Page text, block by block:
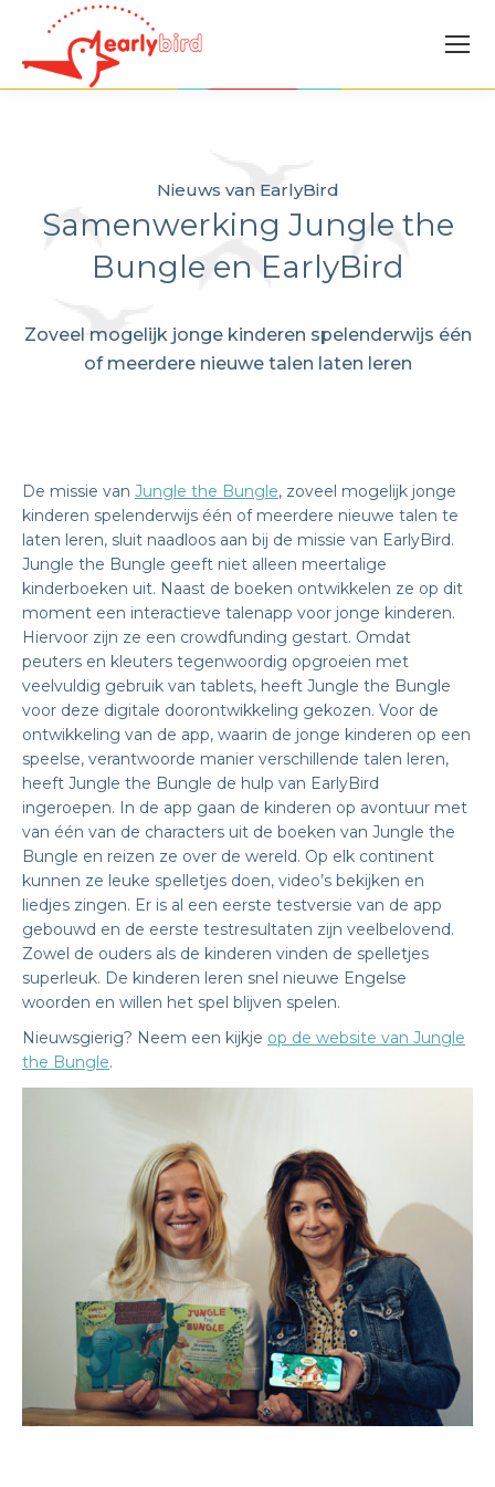
Nieuws van EarlyBird
Samenwerking Jungle the
Bungle en EarlyBird
Zoveel mogelijk jonge kinderen spelenderwijs één
of meerdere nieuwe talen laten leren
De missie van Jungle the Bungle, zoveel mogelijk jonge
kinderen spelenderwijs één of meerdere nieuwe talen te
laten leren, sluit naadloos aan bij de missie van EarlyBird.
Jungle the Bungle geeft niet alleen meertalige
kinderboeken uit. Naast de boeken ontwikkelen ze op dit
moment een interactieve talenapp voor jonge kinderen.
Hiervoor zijn ze een crowdfunding gestart. Omdat
peuters en kleuters tegenwoordig opgroeien met
veelvuldig gebruik van tablets, heeft Jungle the Bungle
voor deze digitale doorontwikkeling gekozen. Voor de
ontwikkeling van de app, waarin de jonge kinderen op een
speelse, verantwoorde manier verschillende talen leren,
heeft Jungle the Bungle de hulp van EarlyBird
ingeroepen. In de app gaan de kinderen op avontuur met
van één van de characters uit de boeken van Jungle the
Bungle en reizen ze over de wereld. Op elk continent
kunnen ze leuke spelletjes doen, video’s bekijken en
liedjes zingen. Er is al een eerste testversie van de app
gebouwd en de eerste testresultaten zijn veelbelovend.
Zowel de ouders als de kinderen vinden de spelletjes
superleuk. De kinderen leren snel nieuwe Engelse
woorden en willen het spel blijven spelen.
Nieuwsgierig? Neem een kijkje op de website van Jungle
the Bungle.